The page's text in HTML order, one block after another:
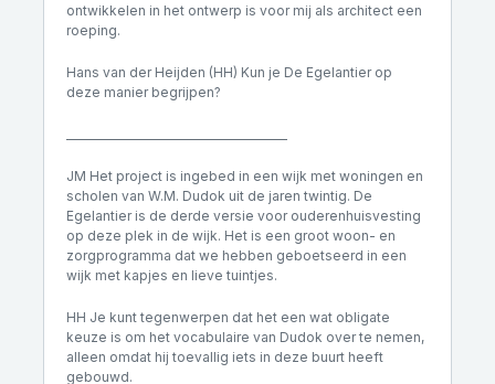
ontwikkelen in het ontwerp is voor mij als architect een
roeping.
Hans van der Heijden (HH) Kun je De Egelantier op
deze manier begrijpen?
JM Het project is ingebed in een wijk met woningen en
scholen van W.M. Dudok uit de jaren twintig. De
Egelantier is de derde versie voor ouderenhuisvesting
op deze plek in de wijk. Het is een groot woon- en
zorgprogramma dat we hebben geboetseerd in een
wijk met kapjes en lieve tuintjes.
HH Je kunt tegenwerpen dat het een wat obligate
keuze is om het vocabulaire van Dudok over te nemen,
alleen omdat hij toevallig iets in deze buurt heeft
gebouwd.